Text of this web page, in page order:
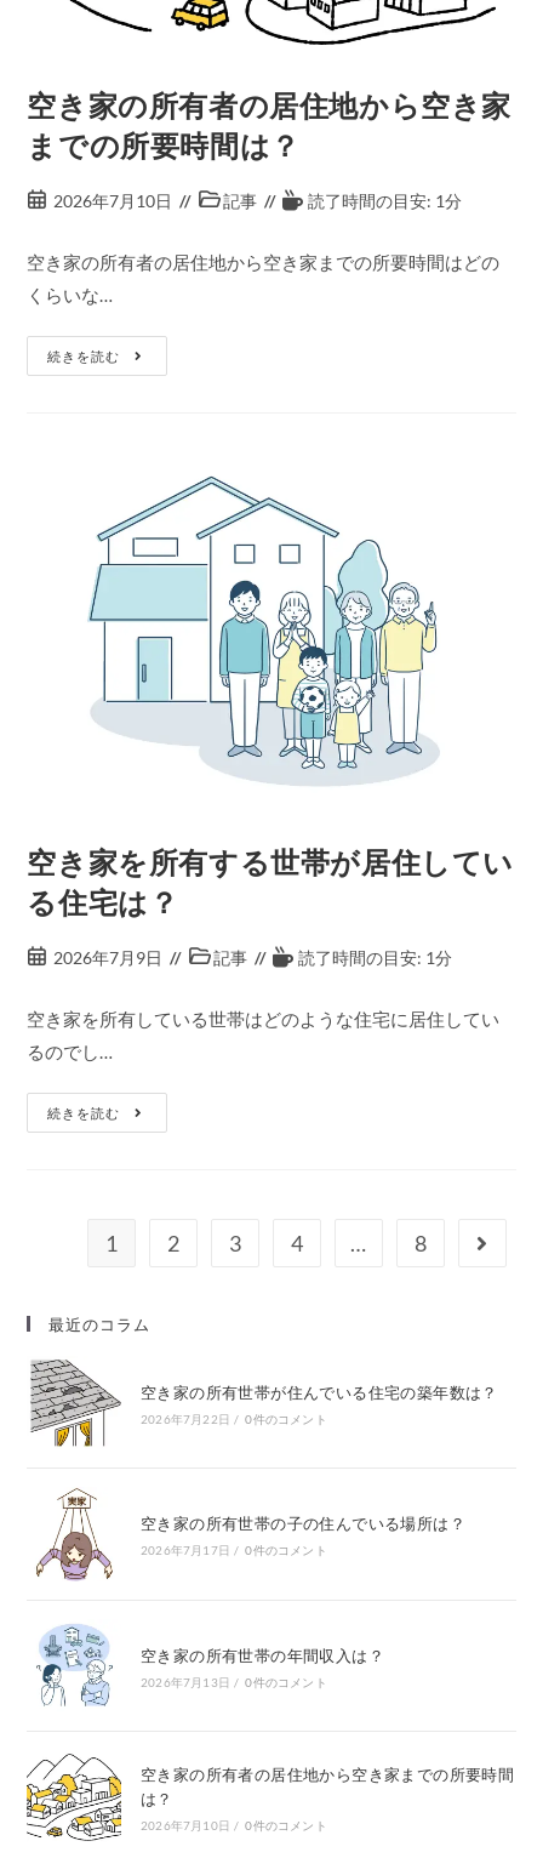
空き家の所有者の居住地から空き家
までの所要時間は？
2026年7月10日 記事 読了時間の目安: 1分
空き家の所有者の居住地から空き家までの所要時間はどの
くらいな…
続きを読む
空き家を所有する世帯が居住してい
る住宅は？
2026年7月9日 記事 読了時間の目安: 1分
空き家を所有している世帯はどのような住宅に居住してい
るのでし…
続きを読む
1 2 3 4 … 8
最近のコラム
空き家の所有世帯が住んでいる住宅の築年数は？
2026年7月22日 / 0件のコメント
空き家の所有世帯の子の住んでいる場所は？
2026年7月17日 / 0件のコメント
空き家の所有世帯の年間収入は？
2026年7月13日 / 0件のコメント
空き家の所有者の居住地から空き家までの所要時間
は？
2026年7月10日 / 0件のコメント